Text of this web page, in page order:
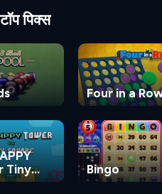
पिक्स
Four in a
Tiny
Bingo